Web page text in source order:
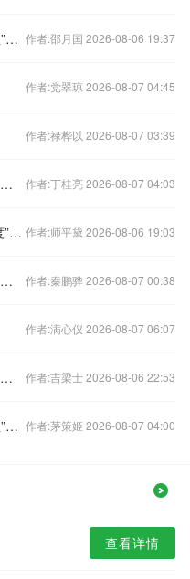
昔日“步行街之王”卖房求生，还押“宝”千元羽绒服 作者:邵月国 2026-08-06 19:37
作者:党翠琼 2026-08-07 04:45
作者:禄桦以 2026-08-07 03:39
倡导企事业单位错峰上下班、弹性办公！北京发布七条响应措施 作者:丁桂亮 2026-08-07 04:03
环球时报社评：中越关系再上“新高度”令人期待 作者:师平黛 2026-08-06 19:03
三部门：调整减免车辆购置税新能源汽车产品技术要求 作者:秦鹏骅 2026-08-07 00:38
作者:满心仪 2026-08-07 06:07
中央经济工作会议释放七大信号，专家火线解读 作者:吉梁士 2026-08-06 22:53
昔日“步行街之王”卖房求生，还押“宝”千元羽绒服 作者:茅策姬 2026-08-07 04:00
查看详情